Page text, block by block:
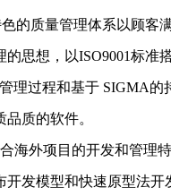
的质量管理体系以顾客
的思想，以ISO9001标准
理过程和基于 SIGMA的
质的软件。
海外项目的开发和管理
开发模型和快速原型法开